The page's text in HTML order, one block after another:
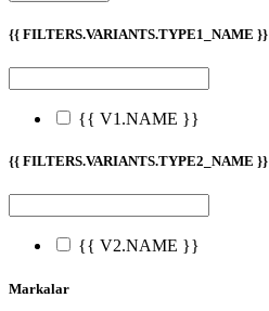
{{ FILTERS.VARIANTS.TYPE1_NAME }}
{{ V1.NAME }}
{{ FILTERS.VARIANTS.TYPE2_NAME }}
{{ V2.NAME }}
Markalar